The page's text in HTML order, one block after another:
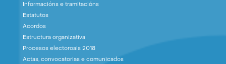
Informacións e tramitacións
Estatutos
Acordos
Estructura organizativa
Procesos electoroais 2018
Actas, convocatorias e comunicados